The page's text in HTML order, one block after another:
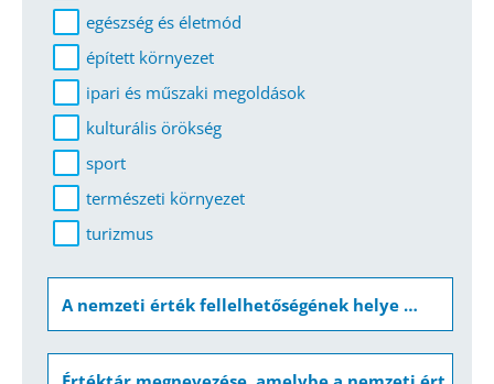
egészség és életmód
épített környezet
ipari és műszaki megoldások
kulturális örökség
sport
természeti környezet
turizmus
A nemzeti érték fellelhetőségének helye